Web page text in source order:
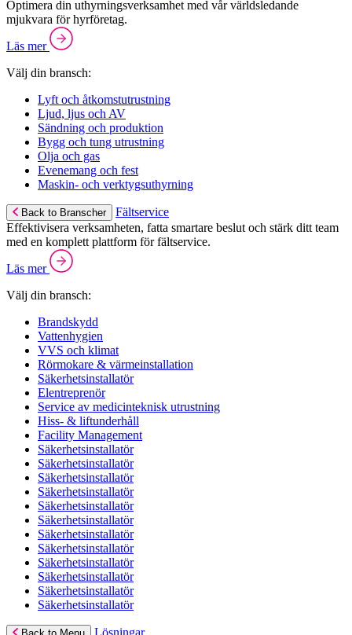
Optimera din uthyrningsverksamhet med vår världsledande
mjukvara för hyrföretag.
Läs mer
Välj din bransch:
Lyft och åtkomstutrustning
Ljud, ljus och AV
Sändning och produktion
Bygg och tung utrustning
Olja och gas
Evenemang och fest
Maskin- och verktygsuthyrning
Back to Branscher
Fältservice
Effektivisera verksamheten, fatta smartare beslut och stärk ditt team
med en komplett plattform för fältservice.
Läs mer
Välj din bransch:
Brandskydd
Vattenhygien
VVS och klimat
Rörmokare & värmeinstallation
Säkerhetsinstallatör
Elentreprenör
Service av medicinteknisk utrustning
Hiss- & liftunderhåll
Facility Management
Säkerhetsinstallatör
Säkerhetsinstallatör
Säkerhetsinstallatör
Säkerhetsinstallatör
Säkerhetsinstallatör
Säkerhetsinstallatör
Säkerhetsinstallatör
Säkerhetsinstallatör
Säkerhetsinstallatör
Säkerhetsinstallatör
Säkerhetsinstallatör
Säkerhetsinstallatör
Lösningar